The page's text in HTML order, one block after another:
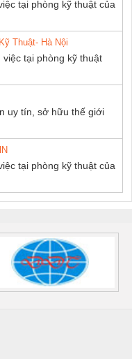
tại phòng kỹ thuật của
Thuật- Hà Nội
tại phòng kỹ thuật
uy tín, sở hữu thế giới
tại phòng kỹ thuật của